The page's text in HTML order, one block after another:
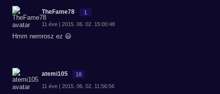
TheFame78 1
11 éve | 2015. 06. 02. 15:00:48
Hmm nemrosz ez 😃
atemi105 18
11 éve | 2015. 06. 02. 11:56:56